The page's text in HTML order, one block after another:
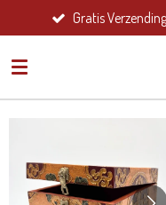
direct
naar
hoofdinhoud
Gratis